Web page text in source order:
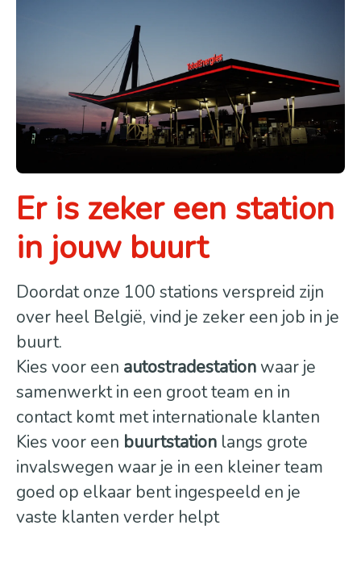
Er is zeker een station
in jouw buurt
Doordat onze 100 stations verspreid zijn
over heel België, vind je zeker een job in je
buurt.
Kies voor een autostradestation waar je
samenwerkt in een groot team en in
contact komt met internationale klanten
Kies voor een buurtstation langs grote
invalswegen waar je in een kleiner team
goed op elkaar bent ingespeeld en je
vaste klanten verder helpt